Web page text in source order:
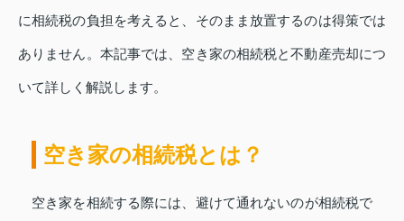
に相続税の負担を考えると、そのまま放置するのは得策では
ありません。本記事では、空き家の相続税と不動産売却につ
いて詳しく解説します。
空き家の相続税とは？
空き家を相続する際には、避けて通れないのが相続税で